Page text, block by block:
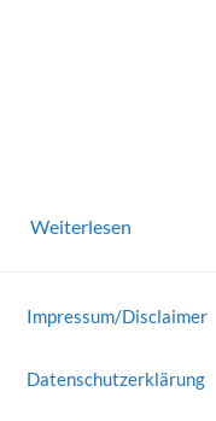
Weiterlesen
Impressum/Disclaimer
Datenschutzerklärung